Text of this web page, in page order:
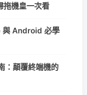
機皇一次看
與 Android 必學
：顛覆終端機的